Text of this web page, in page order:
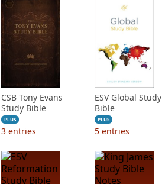
CSB Tony Evans
Study Bible
PLUS
3 entries
ESV Global Study
Bible
PLUS
5 entries